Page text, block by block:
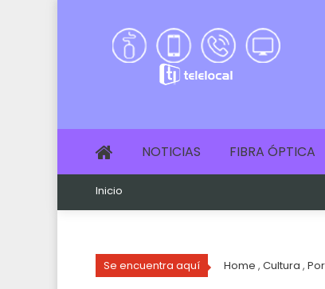
NOTICIAS FIBRA ÓPTICA
Inicio
Se encuentra aquí Home , Cultura ,